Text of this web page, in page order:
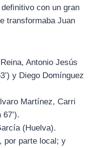
con un gran
transformaba Juan
Antonio Jesús
y Diego Domínguez
Martínez, Carri
(Huelva).
por parte local; y